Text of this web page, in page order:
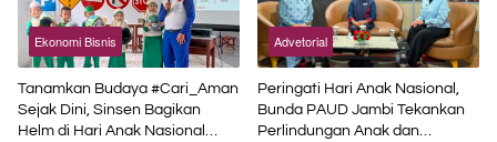
Ekonomi Bisnis
Tanamkan Budaya #Cari_Aman
Sejak Dini, Sinsen Bagikan
Helm di Hari Anak Nasional
Advetorial
Peringati Hari Anak Nasional,
Bunda PAUD Jambi Tekankan
Perlindungan Anak dan